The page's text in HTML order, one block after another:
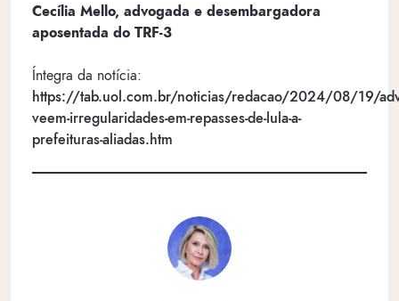
Cecília Mello, advogada e desembargadora
aposentada do TRF-3
Íntegra da notícia:
https://tab.uol.com.br/noticias/redacao/2024/08/19/
veem-irregularidades-em-repasses-de-lula-a-
prefeituras-aliadas.htm